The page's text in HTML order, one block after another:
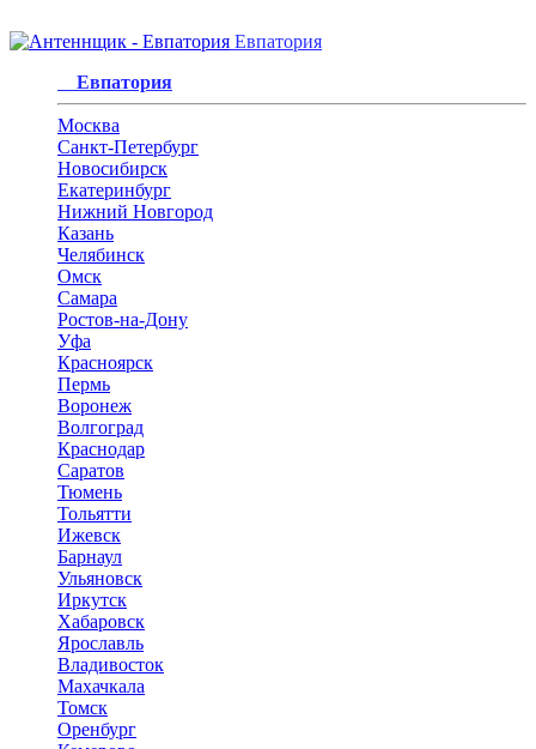
Евпатория
Евпатория
Москва
Санкт-Петербург
Новосибирск
Екатеринбург
Нижний Новгород
Казань
Челябинск
Омск
Самара
Ростов-на-Дону
Уфа
Красноярск
Пермь
Воронеж
Волгоград
Краснодар
Саратов
Тюмень
Тольятти
Ижевск
Барнаул
Ульяновск
Иркутск
Хабаровск
Ярославль
Владивосток
Махачкала
Томск
Оренбург